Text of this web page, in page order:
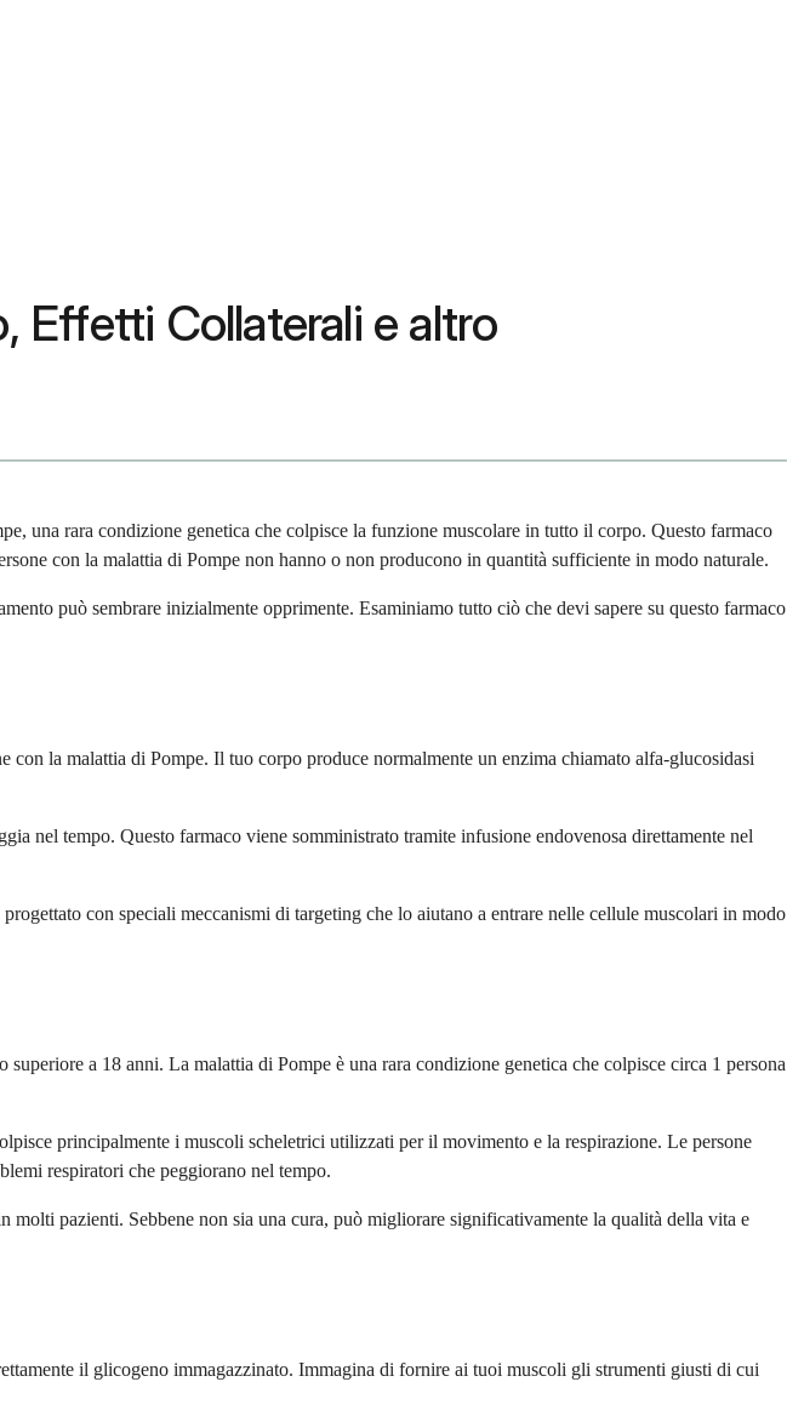
Effetti Collaterali e altro
una rara condizione genetica che colpisce la funzione muscolare in tutto il corpo. Questo farmaco
con la malattia di Pompe non hanno o non producono in quantità sufficiente in modo naturale.
può sembrare inizialmente opprimente. Esaminiamo tutto ciò che devi sapere su questo farmaco
la malattia di Pompe. Il tuo corpo produce normalmente un enzima chiamato alfa-glucosidasi
nel tempo. Questo farmaco viene somministrato tramite infusione endovenosa direttamente nel
con speciali meccanismi di targeting che lo aiutano a entrare nelle cellule muscolari in modo
a 18 anni. La malattia di Pompe è una rara condizione genetica che colpisce circa 1 persona
principalmente i muscoli scheletrici utilizzati per il movimento e la respirazione. Le persone
respiratori che peggiorano nel tempo.
pazienti. Sebbene non sia una cura, può migliorare significativamente la qualità della vita e
il glicogeno immagazzinato. Immagina di fornire ai tuoi muscoli gli strumenti giusti di cui